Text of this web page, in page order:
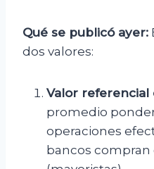
Qué se publicó ayer:
dos valores:
Valor referencial
promedio
operaciones
bancos compran